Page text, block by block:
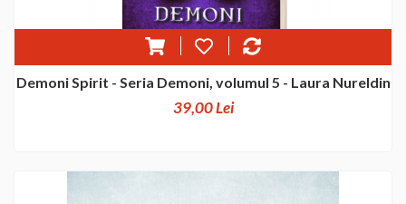
Demoni Spirit - Seria Demoni, volumul 5 - Laura Nureldin
39,00 Lei